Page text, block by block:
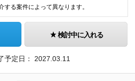
する案件によって異なります。
検討中に入れる
予定日： 2027.03.11